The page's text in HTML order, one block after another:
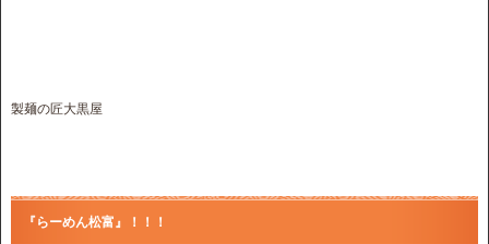
製麺の匠大黒屋
『らーめん松富』！！！